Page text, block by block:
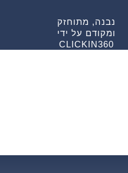
נבנה, מתוחזק
ומקודם על ידי
CLICKIN360